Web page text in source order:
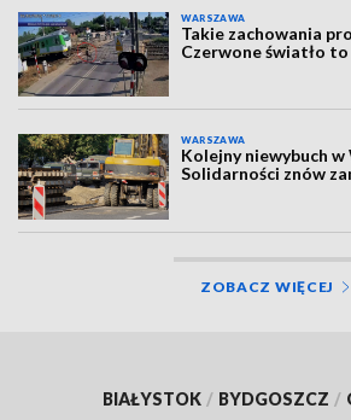
WARSZAWA
Takie zachowania
Czerwone światło
WARSZAWA
Kolejny niewybuch w
Solidarności znów
ZOBACZ WIĘCEJ
BIAŁYSTOK / BYDGOSZCZ /